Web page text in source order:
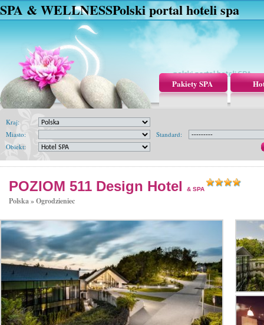
SPA & WELLNESSPolski portal hoteli spa
Pakiety SPA
Kraj:
Miasto:
Standard:
Obiekt:
POZIOM 511 Design Hotel & SPA
Polska »Ogrodzieniec